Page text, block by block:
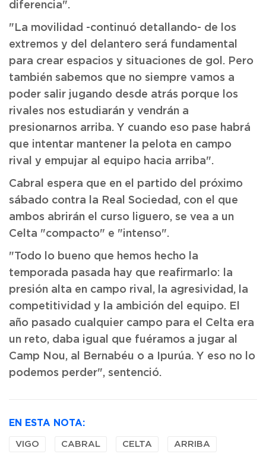
diferencia".
"La movilidad -continuó detallando- de los
extremos y del delantero será fundamental
para crear espacios y situaciones de gol. Pero
también sabemos que no siempre vamos a
poder salir jugando desde atrás porque los
rivales nos estudiarán y vendrán a
presionarnos arriba. Y cuando eso pase habrá
que intentar mantener la pelota en campo
rival y empujar al equipo hacia arriba".
Cabral espera que en el partido del próximo
sábado contra la Real Sociedad, con el que
ambos abrirán el curso liguero, se vea a un
Celta "compacto" e "intenso".
"Todo lo bueno que hemos hecho la
temporada pasada hay que reafirmarlo: la
presión alta en campo rival, la agresividad, la
competitividad y la ambición del equipo. El
año pasado cualquier campo para el Celta era
un reto, daba igual que fuéramos a jugar al
Camp Nou, al Bernabéu o a Ipurúa. Y eso no lo
podemos perder", sentenció.
EN ESTA NOTA:
VIGO CABRAL CELTA ARRIBA